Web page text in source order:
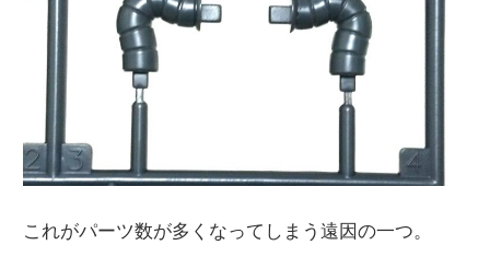
これがパーツ数が多くなってしまう遠因の一つ。